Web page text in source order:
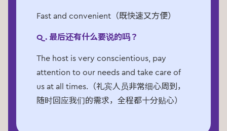
Fast and convenient（既快速又方便）
Q. 最后还有什么要说的吗？
The host is very conscientious, pay
attention to our needs and take care of
us at all times.（礼宾人员非常细心周到，
随时回应我们的需求，全程都十分贴心）